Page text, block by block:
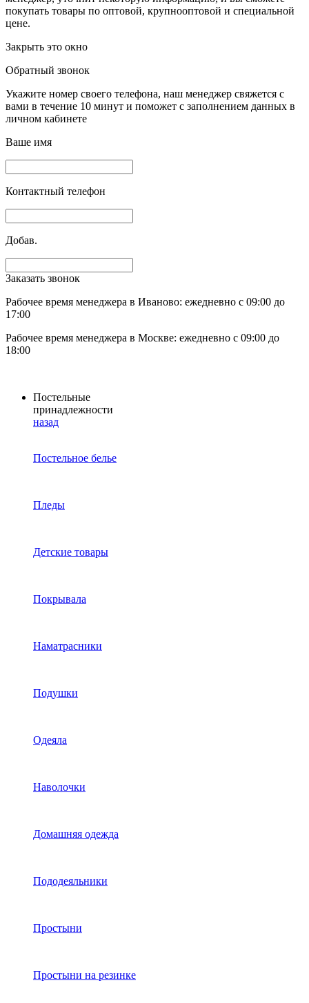
покупать товары по оптовой, крупнооптовой и специальной
цене.
Закрыть это окно
Обратный звонок
Укажите номер своего телефона, наш менеджер свяжется с
вами в течение 10 минут и поможет с заполнением данных в
личном кабинете
Ваше имя
Контактный телефон
Добав.
Заказать звонок
Рабочее время менеджера в Иваново: ежедневно с 09:00 до
17:00
Рабочее время менеджера в Москве: ежедневно с 09:00 до
18:00
Постельные
принадлежности
назад
Постельное белье
Пледы
Детские товары
Покрывала
Наматрасники
Подушки
Одеяла
Наволочки
Домашняя одежда
Пододеяльники
Простыни
Простыни на резинке